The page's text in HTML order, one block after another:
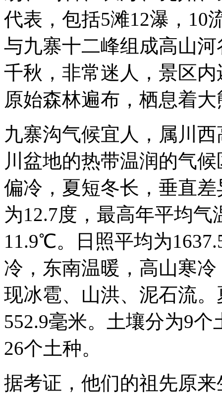
代表，包括5滩12瀑，10
与九寨十二峰组成高山
千秋，非常迷人，景区
原始森林遍布，栖息着
九寨沟气候宜人，属川
川盆地的热带温润的气
偏冷，夏短冬长，垂直
为12.7度，最高年平均
11.9℃。日照平均为
冷，东南温暖，高山寒
现冰雹、山洪、泥石流
552.9毫米。土壤分为9
26个土种。
据考证，他们的祖先原来